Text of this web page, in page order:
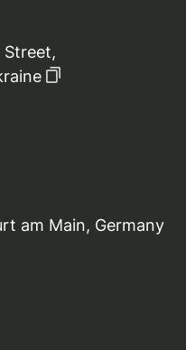
Street,
am Main, Germany